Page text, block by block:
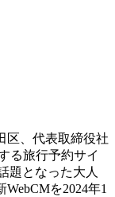
区、代表取締役社
る旅行予約サイ
題となった大人
を2024年1